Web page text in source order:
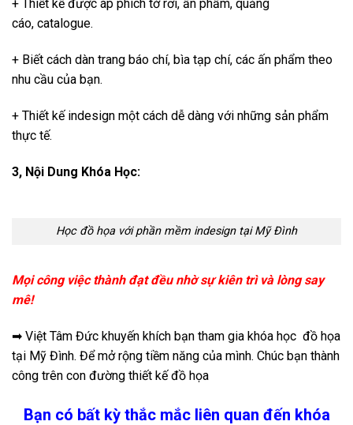
+ Thiết kế được áp phích tờ rơi, ấn phẩm, quảng
cáo, catalogue.
+ Biết cách dàn trang báo chí, bìa tạp chí, các ấn phẩm theo
nhu cầu của bạn.
+ Thiết kế indesign một cách dễ dàng với những sản phẩm
thực tế.
3, Nội Dung Khóa Học:
Học đồ họa với phần mềm indesign tại Mỹ Đình
Mọi công việc thành đạt đều nhờ sự kiên trì và lòng say
mê!
➡ Việt Tâm Đức khuyến khích bạn tham gia khóa học đồ họa
tại Mỹ Đình. Để mở rộng tiềm năng của mình. Chúc bạn thành
công trên con đường thiết kế đồ họa
Bạn có bất kỳ thắc mắc liên quan đến khóa